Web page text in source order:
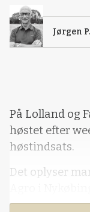
Jørgen
På Lolland og
høstet efter
høstindsats.
Det oplyser